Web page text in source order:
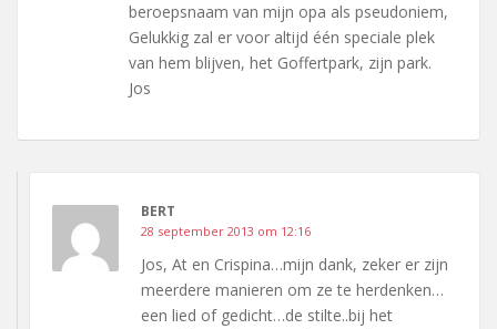
beroepsnaam van mijn opa als pseudoniem,
Gelukkig zal er voor altijd één speciale plek
van hem blijven, het Goffertpark, zijn park.
Jos
BERT
28 september 2013 om 12:16
Jos, At en Crispina…mijn dank, zeker er zijn
meerdere manieren om ze te herdenken…
een lied of gedicht…de stilte..bij het